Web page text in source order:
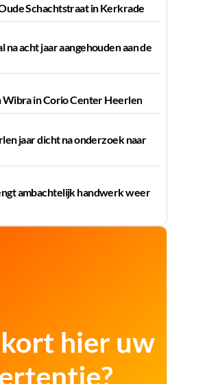
Schachtstraat in Kerkrade
acht jaar aangehouden aan de
in Corio Center Heerlen
jaar dicht na onderzoek naar
ambachtelijk handwerk weer